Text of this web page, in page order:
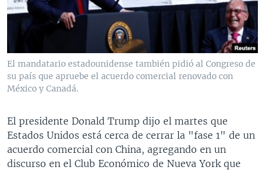
VENEZUELA
BRASIL
NICARAGUA
ECONOMÍA
ENTRETENIMIENTO Y CULTURA
TECNOLOGÍA
DEPORTES
CIENCIA Y SALUD
MULTIMEDIA
VIDEOS
FOTOGRAFÍA
AUDIOS
PROGRAMAS TV
EL MUNDO AL DÍA
FORO INTERAMERICANO
VISIÓN 360
LAS CLAVES
PANORAMA
RADIO
AVANCE INFORMATIVO
AUDIONOTICIAS
BUENOS DÍAS AMÉRICA
ESTADOS UNIDOS AL DÍA
EL MUNDO AL DÍA [RADIO]
DIRECT
DOCUMENTALES DE LA VOA
Learning English
SÍGANOS
El mandatario estadounidense también pidió al Congreso de
su país que apruebe el acuerdo comercial renovado con
México y Canadá.
El presidente Donald Trump dijo el martes que
Estados Unidos está cerca de cerrar la "fase 1" de un
acuerdo comercial con China, agregando en un
discurso en el Club Económico de Nueva York que